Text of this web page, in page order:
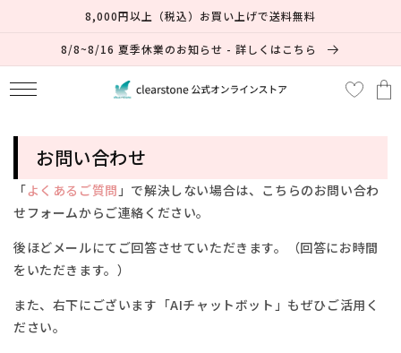
8,000円以上（税込）お買い上げで送料無料
8/8~8/16 夏季休業のお知らせ - 詳しくはこちら
カ
ー
お問い合わせ
「よくあるご質問」で解決しない場合は、 こちらのお問い合わ
せフォームからご連絡ください。
後ほどメールにてご回答させていただきます。（回答にお時間
をいただきます。）
また、右下にございます「AIチャットボット」もぜひご活用く
ださい。